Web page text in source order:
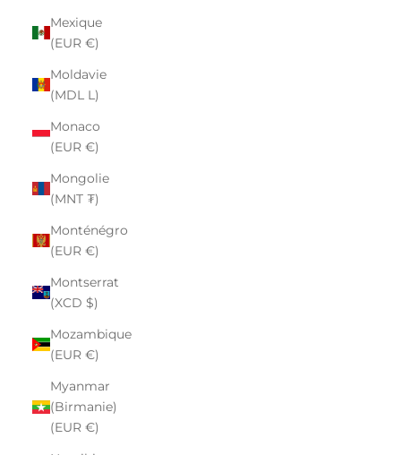
Mexique
(EUR €)
Moldavie
(MDL L)
Monaco
(EUR €)
Mongolie
(MNT ₮)
Monténégro
(EUR €)
Montserrat
(XCD $)
Mozambique
(EUR €)
Myanmar
(Birmanie)
(EUR €)